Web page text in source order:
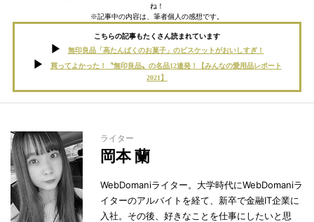
ね！
※記事中の内容は、筆者個人の感想です。
こちらの記事もたくさん読まれています
無印良品「高たんぱくのお菓子」のビスケットがおいしすぎ！
買ってよかった！〝無印良品〟の名品12連発！【みんなの愛用品レポート
2021】
ライター
岡本 蘭
WebDomaniライター。大学時代にWebDomaniラ
イターのアルバイトを経て、新卒で金融IT企業に
入社。その後、好きなことを仕事にしたいと思